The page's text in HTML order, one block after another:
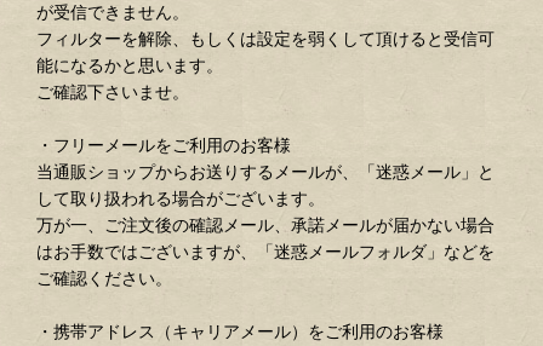
が受信できません。
フィルターを解除、もしくは設定を弱くして頂けると受信可
能になるかと思います。
ご確認下さいませ。
・フリーメールをご利用のお客様
当通販ショップからお送りするメールが、「迷惑メール」と
して取り扱われる場合がございます。
万が一、ご注文後の確認メール、承諾メールが届かない場合
はお手数ではございますが、「迷惑メールフォルダ」などを
ご確認ください。
・携帯アドレス（キャリアメール）をご利用のお客様